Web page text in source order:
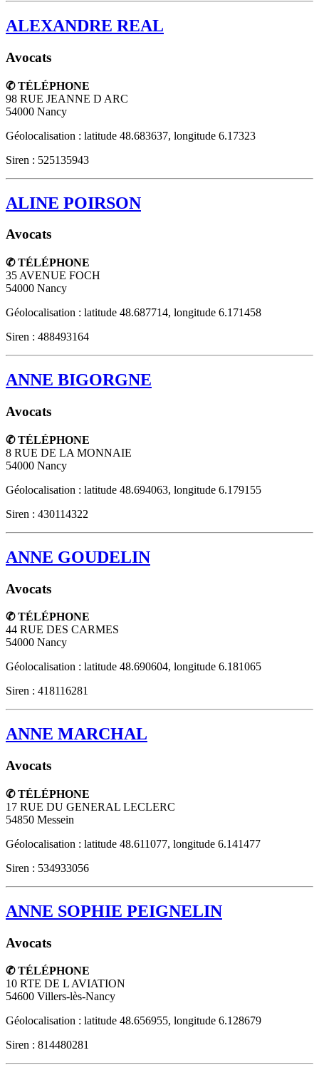
ALEXANDRE REAL
Avocats
✆ TÉLÉPHONE
98 RUE JEANNE D ARC
54000 Nancy
Géolocalisation : latitude 48.683637, longitude 6.17323
Siren : 525135943
ALINE POIRSON
Avocats
✆ TÉLÉPHONE
35 AVENUE FOCH
54000 Nancy
Géolocalisation : latitude 48.687714, longitude 6.171458
Siren : 488493164
ANNE BIGORGNE
Avocats
✆ TÉLÉPHONE
8 RUE DE LA MONNAIE
54000 Nancy
Géolocalisation : latitude 48.694063, longitude 6.179155
Siren : 430114322
ANNE GOUDELIN
Avocats
✆ TÉLÉPHONE
44 RUE DES CARMES
54000 Nancy
Géolocalisation : latitude 48.690604, longitude 6.181065
Siren : 418116281
ANNE MARCHAL
Avocats
✆ TÉLÉPHONE
17 RUE DU GENERAL LECLERC
54850 Messein
Géolocalisation : latitude 48.611077, longitude 6.141477
Siren : 534933056
ANNE SOPHIE PEIGNELIN
Avocats
✆ TÉLÉPHONE
10 RTE DE L AVIATION
54600 Villers-lès-Nancy
Géolocalisation : latitude 48.656955, longitude 6.128679
Siren : 814480281